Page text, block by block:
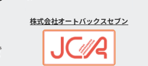
株式会社オートバックスセブン